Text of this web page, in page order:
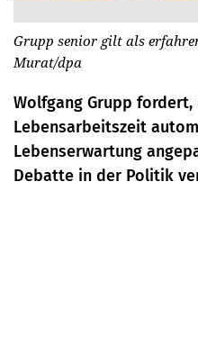
Grupp senior gilt als
Murat/dpa
Wolfgang Grupp fordert,
Lebensarbeitszeit
Lebenserwartung
Debatte in der Politik